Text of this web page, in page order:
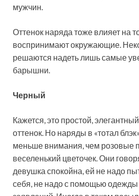
мужчин.
Оттенок наряда тоже влияет на
воспринимают окружающие.
решаются надеть лишь самые
барышни.
Черный
Кажется, это простой,
оттенок. Но наряды в «тотал
меньше внимания, чем розовые
веселенький цветочек. Они
девушка спокойна, ей не надо
себя, не надо с помощью одежды